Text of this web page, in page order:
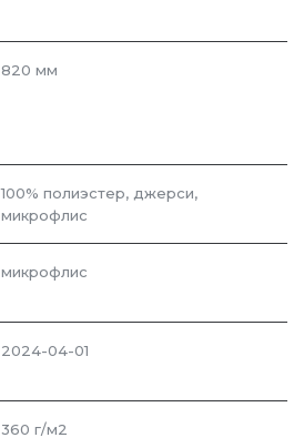
820 мм
100% полиэстер, джерси,
микрофлис
микрофлис
2024-04-01
360 г/м2